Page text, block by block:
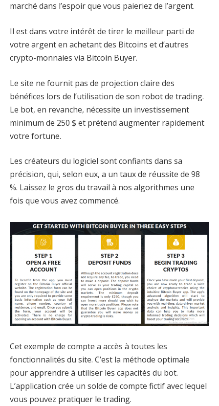
marché dans l’espoir que vous paieriez de l’argent.
Il est dans votre intérêt de tirer le meilleur parti de
votre argent en achetant des Bitcoins et d’autres
crypto-monnaies via Bitcoin Buyer.
Le site ne fournit pas de projection claire des
bénéfices lors de l’utilisation de son robot de trading.
Le bot, en revanche, nécessite un investissement
minimum de 250 $ et prétend augmenter rapidement
votre fortune.
Les créateurs du logiciel sont confiants dans sa
précision, qui, selon eux, a un taux de réussite de 98
%. Laissez le gros du travail à nos algorithmes une
fois que vous avez commencé.
Cet exemple de compte a accès à toutes les
fonctionnalités du site. C’est la méthode optimale
pour apprendre à utiliser les capacités du bot.
L’application crée un solde de compte fictif avec lequel
vous pouvez pratiquer le trading.